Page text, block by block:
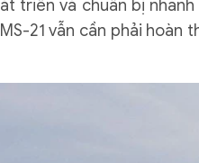
triển và chuẩn bị
21 vẫn cần phải